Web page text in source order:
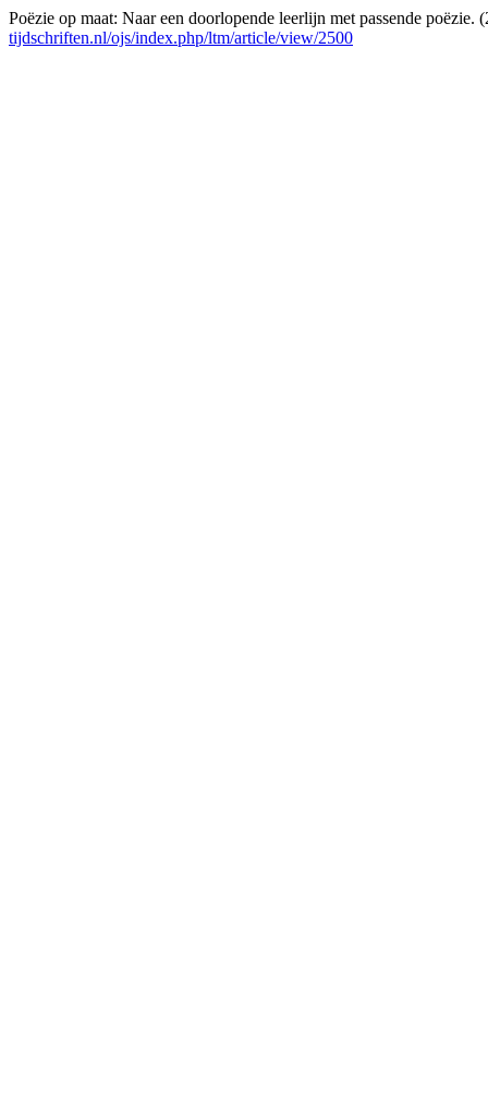
Poëzie op maat: Naar een doorlopende leerlijn met passende poëzie.
tijdschriften.nl/ojs/index.php/ltm/article/view/2500